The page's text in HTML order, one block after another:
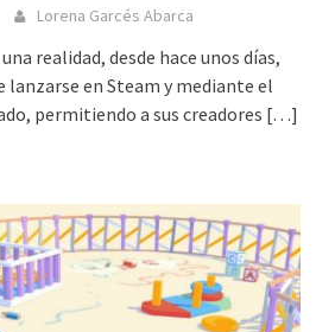
Lorena Garcés Abarca
realidad, desde hace unos días,
lanzarse en Steam y mediante el
permitiendo a sus creadores […]